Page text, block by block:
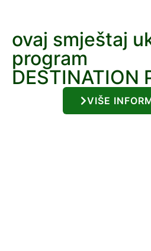
ovaj smještaj
program
DESTINATION
VIŠE